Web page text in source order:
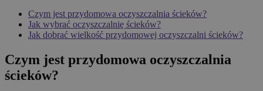
Czym jest przydomowa oczyszczalnia ścieków?
Jak wybrać oczyszczalnię ścieków?
Jak dobrać wielkość przydomowej oczyszczalni ścieków?
Czym jest przydomowa oczyszczalnia
ścieków?